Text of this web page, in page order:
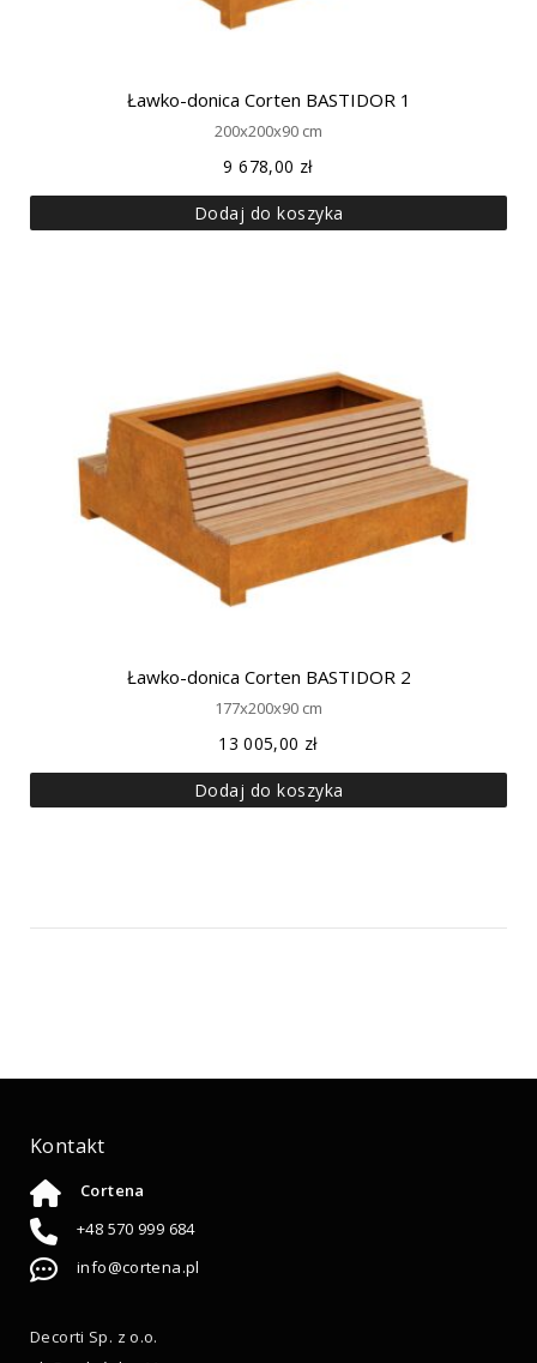
Ławko-donica Corten BASTIDOR 1
200x200x90 cm
9 678,00 zł
Dodaj do koszyka
Ławko-donica Corten BASTIDOR 2
177x200x90 cm
13 005,00 zł
Dodaj do koszyka
Kontakt
Cortena
+48 570 999 684
info@cortena.pl
Decorti Sp. z o.o.